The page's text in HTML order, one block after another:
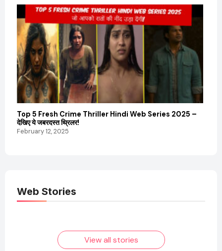
Top 5 Fresh Crime Thriller Hindi Web Series 2025 –
देखिए ये जबरदस्त थ्रिलर!
February 12, 2025
Web Stories
Elvish Yadav: एक
आम लड़के से यूट्यूबर
फिल्मों का जादू और उनका
View all stories